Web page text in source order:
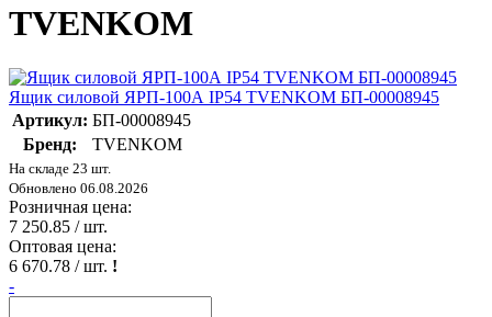
TVENKOM
Ящик силовой ЯРП-100А IP54 TVENKOM БП-00008945
Артикул: БП-00008945
Бренд:
TVENKOM
На складе 23 шт.
Обновлено 06.08.2026
Розничная цена:
7 250.85 / шт.
Оптовая цена:
6 670.78 / шт. !
-